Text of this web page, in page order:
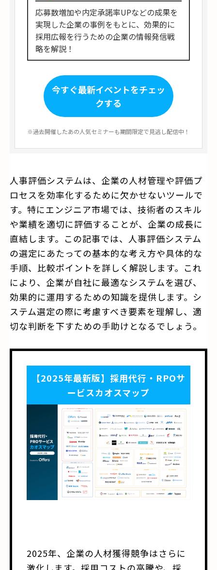
応募数増加や内定承諾率UPなどの成果を
実現した企業の事例をもとに、効果的に
採用広報を行うための企業の情報発信戦
略を解説！
今すぐ最新イベントをチェッ
クする
※過去開催したあの人気セミナーも期間限定で見逃し配信中！
人事評価システムは、企業の人材管理や評価プ
ロセスを効率化するために欠かせないツールで
す。特にエンジニア市場では、技術者のスキル
や業績を適切に評価することが、企業の成長に
直結します。この記事では、人事評価システム
の選定にあたっての基本的な考え方や具体的な
手順、比較ポイントを詳しく解説します。これ
により、企業が自社に最適なシステムを選び、
効果的に運用するための知識を提供します。シ
ステム選定の際に考慮すべき要素を理解し、適
切な判断を下すための手助けとなるでしょう。
【2025年最新版】採用代行・RPOサ
ービスカオスマップ
2025年、企業の人材獲得競争はさらに
激化します。採用コストの高騰や、採